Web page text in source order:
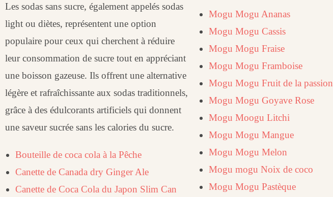
Les sodas sans sucre, également appelés sodas
light ou diètes, représentent une option
populaire pour ceux qui cherchent à réduire
leur consommation de sucre tout en appréciant
une boisson gazeuse. Ils offrent une alternative
légère et rafraîchissante aux sodas traditionnels,
grâce à des édulcorants artificiels qui donnent
une saveur sucrée sans les calories du sucre.
Bouteille de coca cola à la Pêche
Canette de Canada dry Ginger Ale
Canette de Coca Cola du Japon Slim Can
Mogu Mogu Ananas
Mogu Mogu Cassis
Mogu Mogu Fraise
Mogu Mogu Framboise
Mogu Mogu Fruit de la passion
Mogu Mogu Goyave Rose
Mogu Moogu Litchi
Mogu Mogu Mangue
Mogu Mogu Melon
Mogu mogu Noix de coco
Mogu Mogu Pastèque